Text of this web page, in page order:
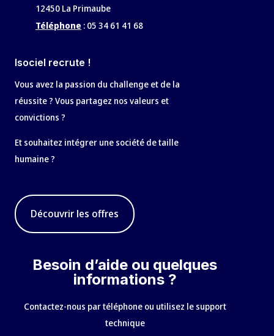
12450 La Primaube
Téléphone : 05 34 61 41 68
Isociel recrute !
Vous avez la passion du challenge et de la
réussite ? Vous partagez nos valeurs et
convictions ?
Et souhaitez intégrer une société de taille
humaine ?
Découvrir les offres
Besoin d’aide ou quelques
informations ?
Contactez-nous par téléphone ou utilisez le support
technique